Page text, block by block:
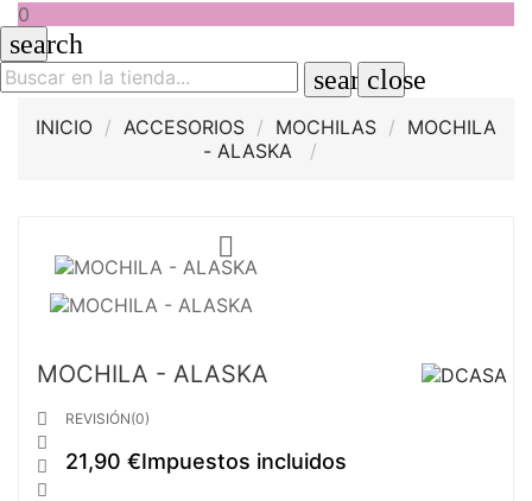
0
search
searchclose
INICIO ACCESORIOS MOCHILAS
MOCHILA
- ALASKA

MOCHILA - ALASKA




REVISIÓN(0)
21,90 €Impuestos incluidos